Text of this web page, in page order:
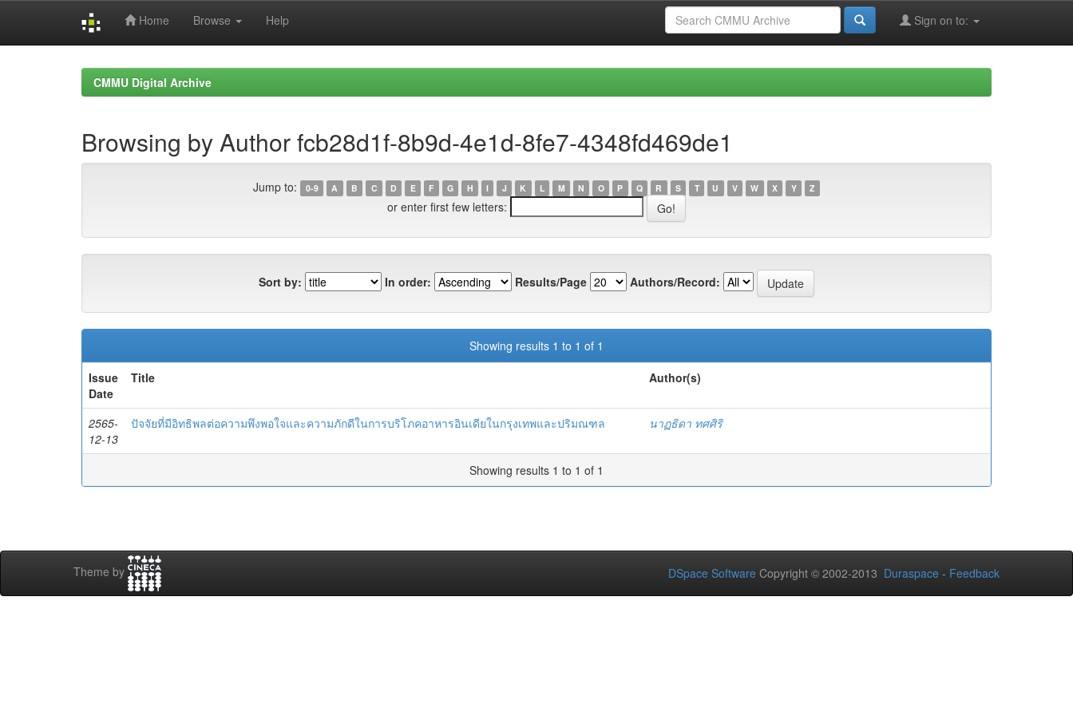
Home Browse Help Sign on to:
CMMU Digital Archive
Browsing by Author fcb28d1f-8b9d-4e1d-8fe7-4348fd469de1
Jump to: 0-9 A B C D E F G H I J K L M N O P Q R S T U V W X Y Z
or enter first few letters:
Sort by: In order: Results/Page Authors/Record:
Showing results 1 to 1 of 1
Issue
Date
Title Author(s)
2565-
12-13
ปัจจัยที่มีอิทธิพลต่อความพึงพอใจและความภักดีในการบริโภคอาหารอินเดียในกรุงเทพและปริมณฑล นาฏธิดา ทศศิริ
Showing results 1 to 1 of 1
Theme by DSpace Software Copyright © 2002-2013 Duraspace - Feedback